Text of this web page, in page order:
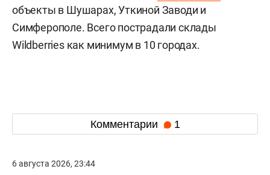
объекты в Шушарах, Уткиной Заводи и
Симферополе. Всего пострадали склады
Wildberries как минимум в 10 городах.
Комментарии 1
6 августа 2026, 23:44